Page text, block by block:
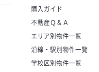
購入ガイド
不動産Ｑ＆Ａ
エリア別物件一覧
沿線・駅別物件一覧
学校区別物件一覧